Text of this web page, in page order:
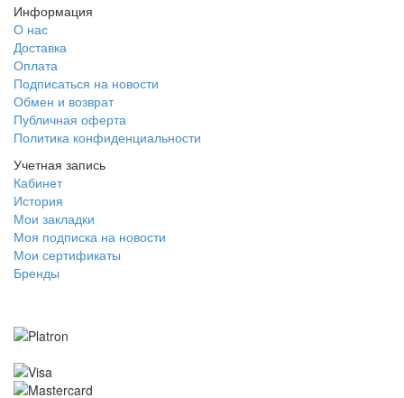
Информация
О нас
Доставка
Оплата
Подписаться на новости
Обмен и возврат
Публичная оферта
Политика конфиденциальности
Учетная запись
Кабинет
История
Мои закладки
Моя подписка на новости
Мои сертификаты
Бренды